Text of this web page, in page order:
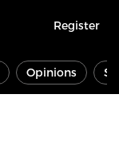
Register
Opinions